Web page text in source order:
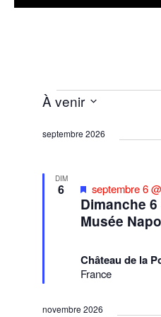
Évènements
À venir
une
septembre 2026
DIM
6
Dimanche
Musée
Mis
en
avant
septembre 6
Château de la
France
novembre 2026